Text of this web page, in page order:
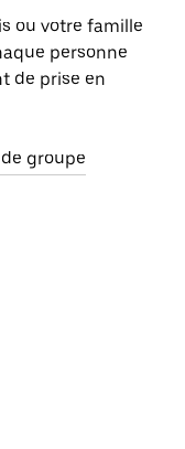
ou votre famille
personne
de prise en
groupe